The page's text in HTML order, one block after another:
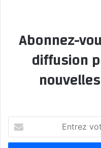
Abonnez-
diffusion
votre
adresse